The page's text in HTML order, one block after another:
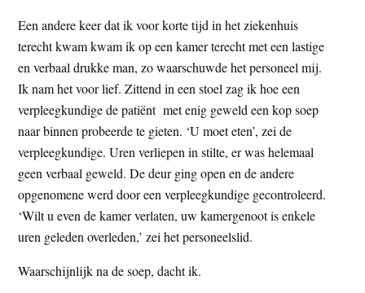
Een andere keer dat ik voor korte tijd in het ziekenhuis
terecht kwam kwam ik op een kamer terecht met een lastige
en verbaal drukke man, zo waarschuwde het personeel mij.
Ik nam het voor lief. Zittend in een stoel zag ik hoe een
verpleegkundige de patiënt met enig geweld een kop soep
naar binnen probeerde te gieten. ‘U moet eten’, zei de
verpleegkundige. Uren verliepen in stilte, er was helemaal
geen verbaal geweld. De deur ging open en de andere
opgenomene werd door een verpleegkundige gecontroleerd.
‘Wilt u even de kamer verlaten, uw kamergenoot is enkele
uren geleden overleden,’ zei het personeelslid.
Waarschijnlijk na de soep, dacht ik.